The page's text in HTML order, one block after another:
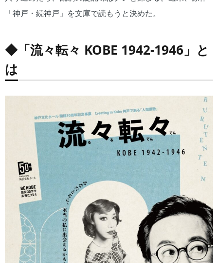
「神戸・続神戸」を文庫で読もうと決めた。
◆「流々転々 KOBE 1942-1946」 と
は